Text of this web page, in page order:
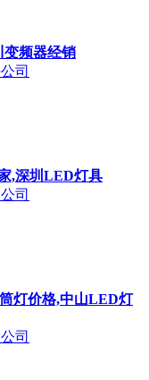
变频器经销
司
,深圳LED灯具
司
灯价格,中山LED灯
司